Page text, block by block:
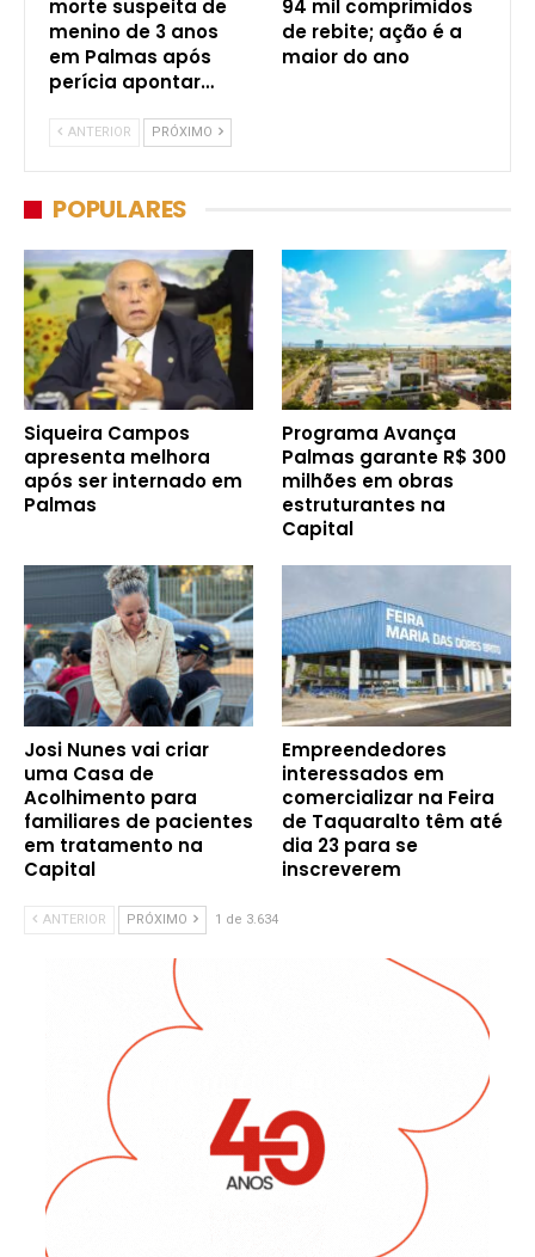
morte suspeita de
menino de 3 anos
em Palmas após
perícia apontar…
94 mil comprimidos
de rebite; ação é a
maior do ano
ANTERIOR PRÓXIMO
POPULARES
Siqueira Campos
apresenta melhora
após ser internado em
Palmas
Programa Avança
Palmas garante R$ 300
milhões em obras
estruturantes na
Capital
Josi Nunes vai criar
uma Casa de
Acolhimento para
familiares de pacientes
em tratamento na
Capital
Empreendedores
interessados em
comercializar na Feira
de Taquaralto têm até
dia 23 para se
inscreverem
ANTERIOR PRÓXIMO 1 de 3.634